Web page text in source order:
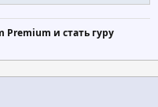
и стать гуру